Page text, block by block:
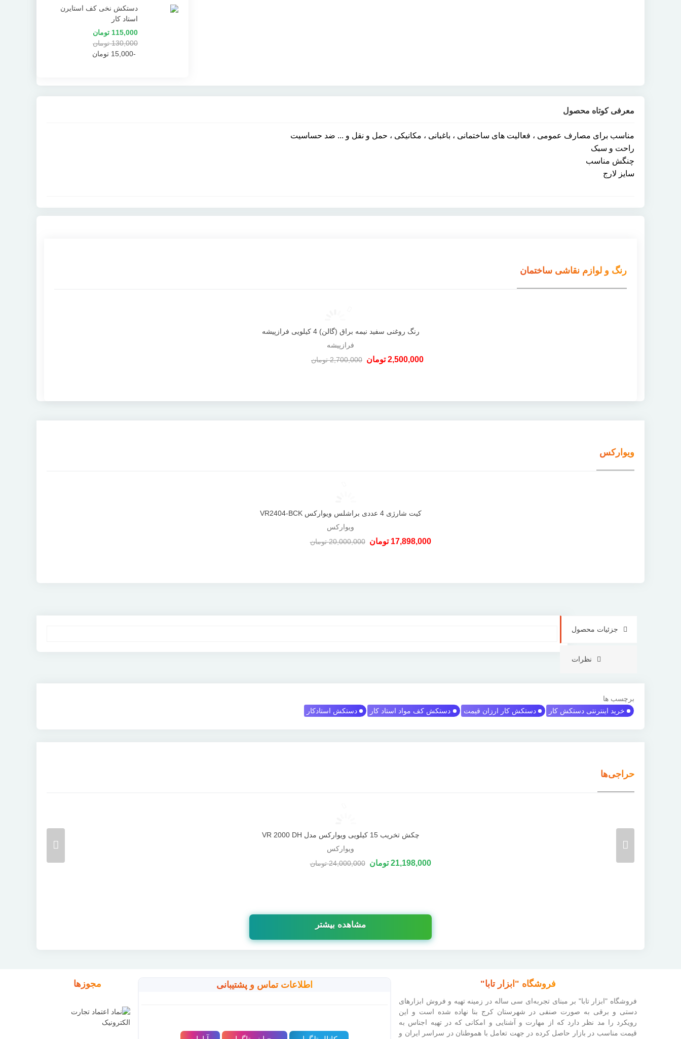
دستکش نخی کف استایرن
استاد کار
115,000 تومان
130,000 تومان
-15,000 تومان
معرفی کوتاه محصول
مناسب برای مصارف عمومی ، فعالیت های ساختمانی ، باغبانی ، مکانیکی ، حمل و نقل و ... ضد حساسیت
راحت و سبک
چنگش مناسب
سایز لارج
رنگ و لوازم نقاشی ساختمان
دوست داشتن
رنگ روغنی سفید نیمه براق (گالن) 4 کیلویی فرازپیشه
فرازپیشه
2,500,000 تومان 2,700,000 تومان
ویوارکس
دوست داشتن
کیت شارژی 4 عددی براشلس ویوارکس VR2404-BCK
ویوارکس
17,898,000 تومان 20,000,000 تومان
جزئیات محصول
نظرات
برچسب ها
خرید اینترنتی دستکش کار
دستکش کار ارزان قیمت دستکش کف مواد استاد کار دستکش استادکار
حراجی‌ها
دوست داشتن
چکش تخریب 15 کیلویی ویوارکس مدل VR 2000 DH
ویوارکس
21,198,000 تومان 24,000,000 تومان
مشاهده بیشتر
فروشگاه "ابزار تابا"
فروشگاه "ابزار تابا" بر مبنای تجربه‌ای سی ساله در زمینه تهیه و فروش ابزارهای
دستی و برقی به صورت صنفی در شهرستان کرج بنا نهاده شده است و این
رویکرد را مد نظر دارد که از مهارت و آشنایی و امکانی که در تهیه اجناس به
قیمت مناسب در بازار حاصل کرده در جهت تعامل با هموطنان در سراسر ایران و
اطلاعات تماس و پشتیبانی مجوزها